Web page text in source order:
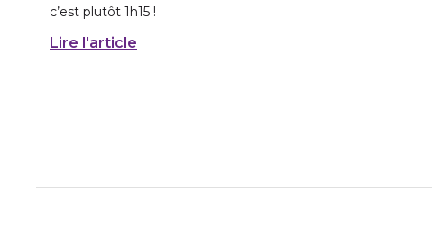
c’est plutôt 1h15 !
Lire l'article